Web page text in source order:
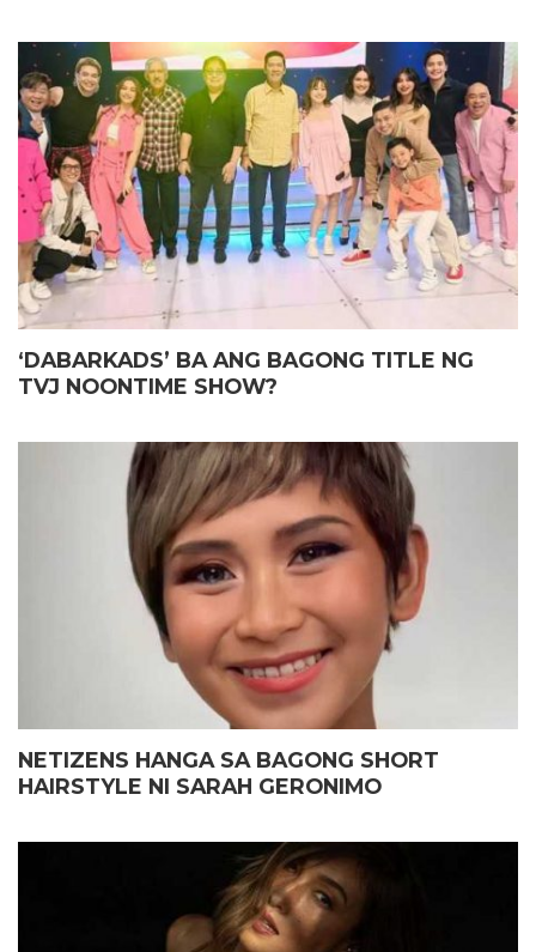
‘DABARKADS’ BA ANG BAGONG TITLE NG
TVJ NOONTIME SHOW?
NETIZENS HANGA SA BAGONG SHORT
HAIRSTYLE NI SARAH GERONIMO